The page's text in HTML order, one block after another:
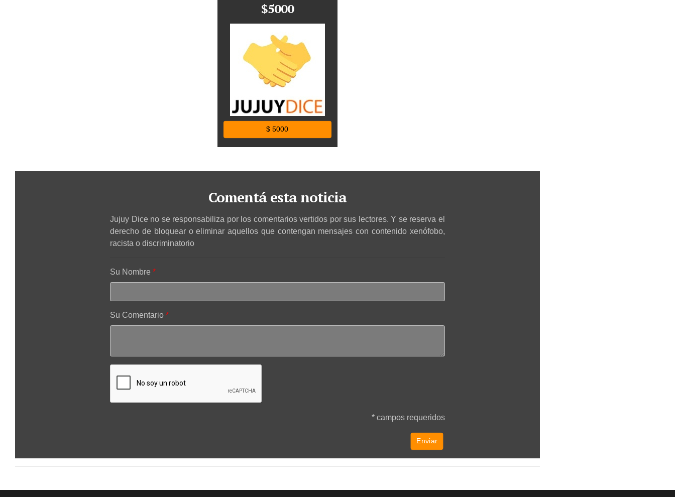
$5000
$ 5000
Comentá esta noticia
Jujuy Dice no se responsabiliza por los comentarios vertidos por sus lectores. Y se reserva el
derecho de bloquear o eliminar aquellos que contengan mensajes con contenido xenófobo,
racista o discriminatorio
Su Nombre
Su Comentario
* campos requeridos